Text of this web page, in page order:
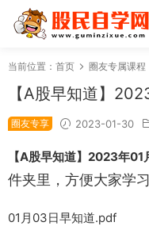
当前位置： 首页 圈友专属课程
【A股早知道】
圈友专享 2023-01-30
【A股早知道】2023年01
件夹里，方便大家学习
01月03日早知道.pdf